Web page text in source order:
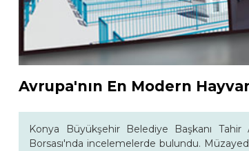
Avrupa'nın En Modern
Konya Büyükşehir Belediye Başkanı
Borsası'nda incelemelerde bulundu.